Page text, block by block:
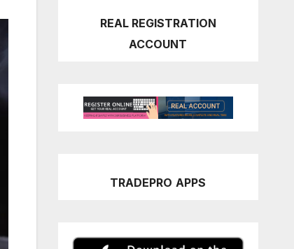
REAL REGISTRATION
ACCOUNT
TRADEPRO APPS